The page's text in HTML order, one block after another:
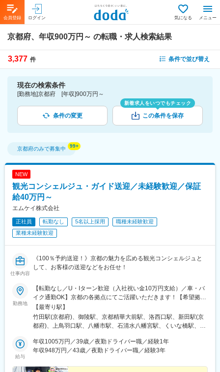
会員登録 ログイン 気になる メニュー
京都府、年収900万円～ の転職・求人検索結果
3,377 件 条件で並び替え
現在の検索条件
[勤務地]京都府 [年収]900万円～
条件の変更
新着求人をいつでもチェック
この条件を保存
京都府のみで募集中
NEW
観光コンシェルジュ・ガイド送迎／未経験歓迎／保証
給40万円～
エムケイ株式会社
正社員 転勤なし 5名以上採用
職種未経験歓迎
業種未経験歓迎
仕事内容
《100％予約送迎！》京都の魅力を広める観光コンシェルジュと
して、お客様の送迎などをお任せ！
勤務地
【転勤なし／U・Iターン歓迎（入社祝い金10万円支給）／車・バ
イク通勤OK】京都の各拠点にてご活躍いただきます！【希望拠点
への配属です】■伏見営業所／京都市伏見区竹田中川原町53-1■山
科営業所／京都市山科区西野楳本町97■上賀茂営業所／京都市北
区上賀茂西河原町1-1■洛西営業所／京都市西京区大枝中山町2-
都市南区上鳥羽北花名町1-1■八幡営業所／八幡市八幡高坊10-9ー
ーーー関西以外からの転職者も多数！ーーーー・100％リモート
後にお振込み）・完全個室単身寮あり ※詳細下記
【最寄り駅】
竹田駅(京都府)、御陵駅、京都精華大前駅、洛西口駅、新田駅(京
都府)、上鳥羽口駅、八幡市駅、石清水八幡宮駅、くいな橋駅、大
給与
年収1005万円／39歳／夜勤ドライバー職／経験1年
年収948万円／43歳／夜勤ドライバー職／経験3年